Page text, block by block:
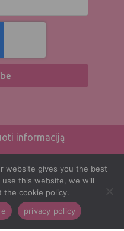
informaciją
website gives you the best
this website, we will
the cookie policy.
privacy policy